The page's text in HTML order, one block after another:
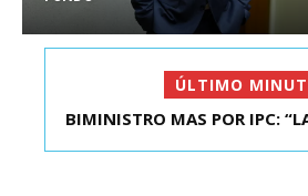
ÚLTIMO
KAST SE REUNIÓ CON EL